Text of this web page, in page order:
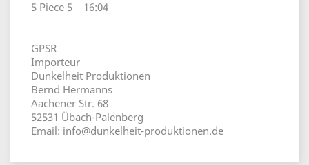
5 Piece 5 16:04
GPSR
Importeur
Dunkelheit Produktionen
Bernd Hermanns
Aachener Str. 68
52531 Übach-Palenberg
Email: info@dunkelheit-produktionen.de